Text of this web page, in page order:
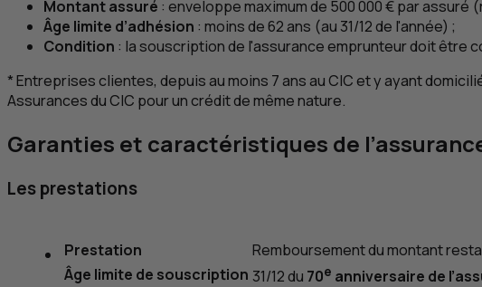
Montant assuré : enveloppe maximum de 500 000 € par assuré
Âge limite d’adhésion : moins de 62 ans (au 31/12 de l'année) ;
Condition : la souscription de l'assurance emprunteur doit être
* Entreprises clientes, depuis au moins 7 ans auCICet y ayant
Assurances duCIC pour un crédit de même nature.
Garanties et caractéristiques de
Les prestations
Prestation
Remboursement du montant
Âge limite de souscription 31/12 du 70e anniversaire de